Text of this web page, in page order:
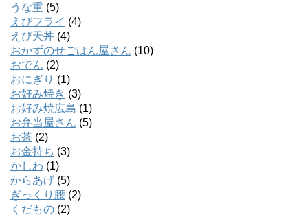
うな重 (5)
えびフライ (4)
えび天丼 (4)
おかずのせごはん屋さん (10)
おでん (2)
おにぎり (1)
お好み焼き (3)
お好み焼広島 (1)
お弁当屋さん (5)
お茶 (2)
お金持ち (3)
かしわ (1)
からあげ (5)
ぎっくり腰 (2)
くだもの (2)